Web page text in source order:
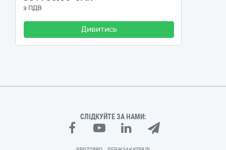
з ПДВ
Дивитись
СЛІДКУЙТЕ ЗА НАМИ: